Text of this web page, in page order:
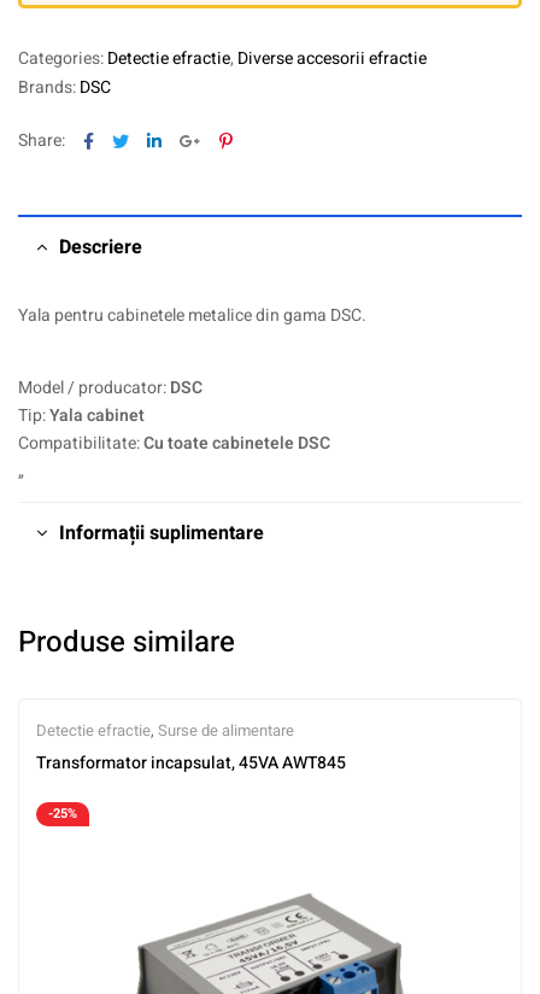
Categories:Detectie efractie, Diverse accesorii efractie
Brands:DSC
Share: Facebook
TwitterLinkedinGoogle+Pinterest
Descriere
Yala pentru cabinetele metalice din gama DSC.
Model / producator:DSC
Tip:Yala cabinet
Compatibilitate:Cu toate cabinetele DSC
„
Informații suplimentare
Produse similare
Detectie efractie, Surse de alimentare
Transformator incapsulat, 45VA AWT845
-25%